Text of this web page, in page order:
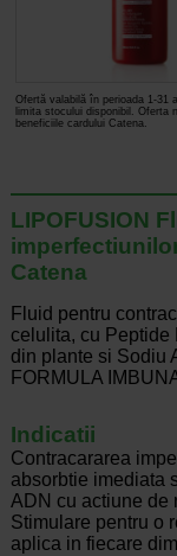
Ofertă valabilă în perioada 1-31
limita stocului disponibil. Oferta
beneficiile cardului Catena.
LIPOFUSION
Catena
Fluid pentru
celulita, cu Peptide
din plante si Sodiu
FORMULA
Indicatii
Contracararea
absorbtie imediata
ADN cu actiune de
Stimulare pentru o
aplica in fiecare